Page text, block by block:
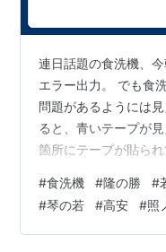
連日話題の食洗機、
エラー出力。 でも食
問題があるようには
ると、青いテープが
箇所にテープが貼ら
だ。それが１枚残っ
ないが、エラー表示
よ。内部の部品が固
#食洗機 #隆の勝 #
#琴の若 #高安 #照